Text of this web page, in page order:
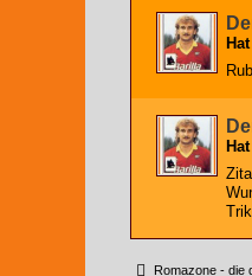
Romazone - die